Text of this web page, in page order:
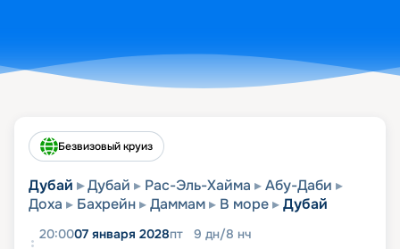
Безвизовый круиз
Дубай Дубай Рас-Эль-Хайма
Абу-Даби
Доха
Бахрейн Даммам В море Дубай
20:0007 января 2028пт 9 дн/8 нч